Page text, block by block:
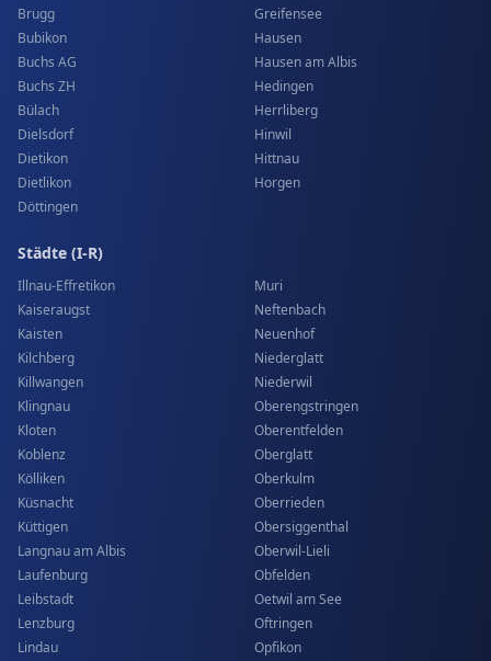
Brugg
Bubikon
Buchs AG
Buchs ZH
Bülach
Dielsdorf
Dietikon
Dietlikon
Döttingen
Greifensee
Hausen
Hausen am Albis
Hedingen
Herrliberg
Hinwil
Hittnau
Horgen
Städte (I-R)
Illnau-Effretikon
Kaiseraugst
Kaisten
Kilchberg
Killwangen
Klingnau
Kloten
Koblenz
Kölliken
Küsnacht
Küttigen
Langnau am Albis
Laufenburg
Leibstadt
Lenzburg
Lindau
Muri
Neftenbach
Neuenhof
Niederglatt
Niederwil
Oberengstringen
Oberentfelden
Oberglatt
Oberkulm
Oberrieden
Obersiggenthal
Oberwil-Lieli
Obfelden
Oetwil am See
Oftringen
Opfikon